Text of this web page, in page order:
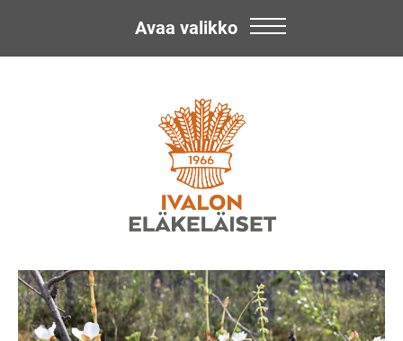
Eläkeläiset
ry
Avaa valikko